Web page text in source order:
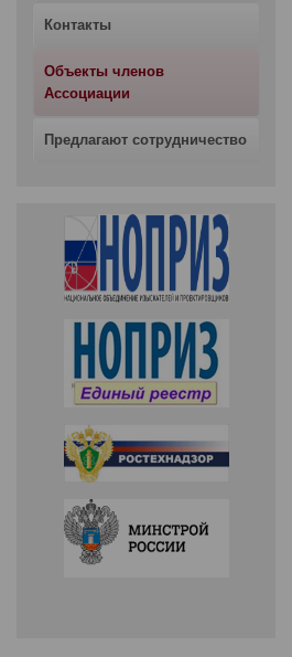
Контакты
Объекты членов
Ассоциации
Предлагают сотрудничество